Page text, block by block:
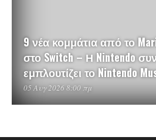
9 νέα κομμάτια από το
στο Switch – Η Nintendo
εμπλουτίζει το Nintendo
05 Αυγ 2026 8:00 πμ